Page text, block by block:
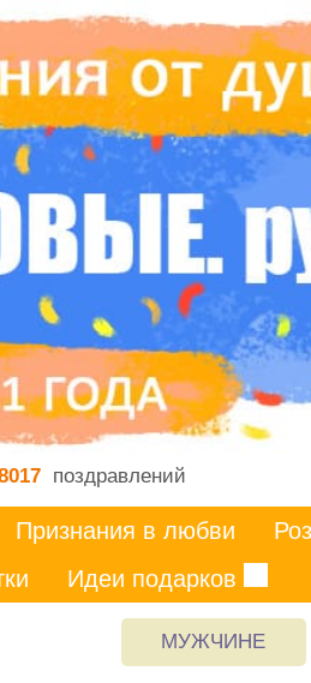
поздравлений
Признания в любви
Идеи подарков
МУЖЧИНЕ